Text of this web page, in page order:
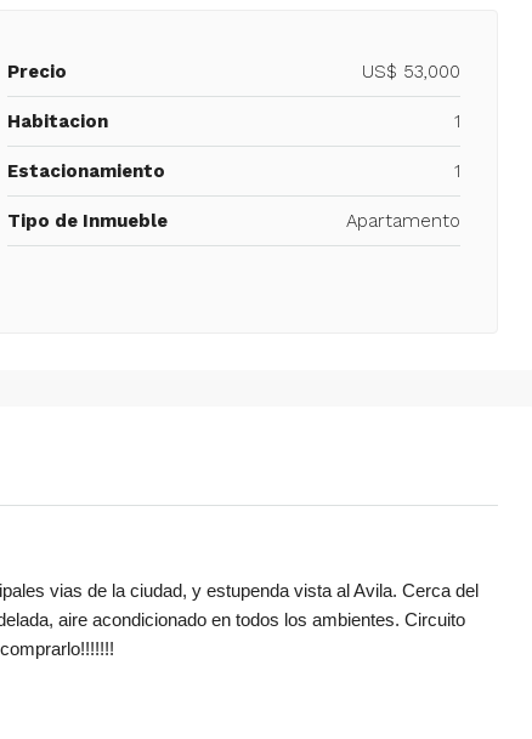
Precio US$ 53,000
Habitacion 1
Estacionamiento 1
Tipo de Inmueble Apartamento
vias de la ciudad, y estupenda vista al Avila. Cerca del
aire acondicionado en todos los ambientes. Circuito